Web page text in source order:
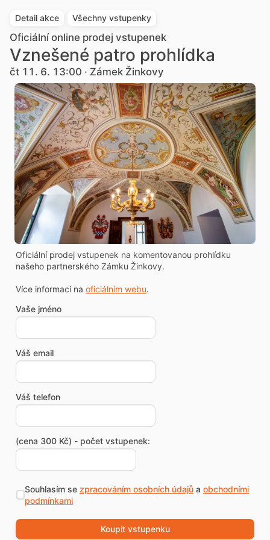
Detail akce Všechny vstupenky
Oficiální online prodej vstupenek
Vznešené patro prohlídka
čt 11. 6. 13:00 · Zámek Žinkovy
Oficiální prodej vstupenek na komentovanou prohlídku
našeho partnerského Zámku Žinkovy.
Více informací na oficiálním webu.
Vaše jméno
Váš email
Váš telefon
(cena 300 Kč) - počet vstupenek:
Souhlasím se zpracováním osobních údajůa obchodními
podmínkami
Koupit vstupenku